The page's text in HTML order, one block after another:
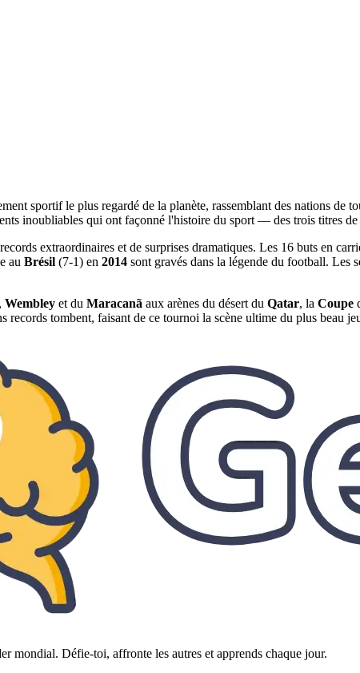
sportif le plus regardé de la planète, rassemblant des nations
inoubliables qui ont façonné l'histoire du sport — des trois titres de
extraordinaires et de surprises dramatiques. Les 16 buts en
au Brésil (7-1) en 2014 sont gravés dans la légende du football. Les
, Wembley et du Maracanã aux arènes du désert du Qatar, la Coupe
records tombent, faisant de ce tournoi la scène ultime du plus beau
mondial. Défie-toi, affronte les autres et apprends chaque jour.